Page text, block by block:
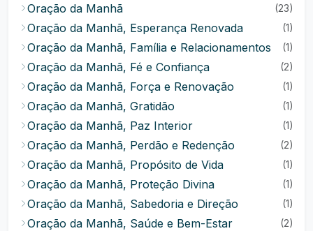
Oração da Manhã (23)
Oração da Manhã, Esperança Renovada (1)
Oração da Manhã, Família e Relacionamentos (1)
Oração da Manhã, Fé e Confiança (2)
Oração da Manhã, Força e Renovação (1)
Oração da Manhã, Gratidão (1)
Oração da Manhã, Paz Interior (1)
Oração da Manhã, Perdão e Redenção (2)
Oração da Manhã, Propósito de Vida (1)
Oração da Manhã, Proteção Divina (1)
Oração da Manhã, Sabedoria e Direção (1)
Oração da Manhã, Saúde e Bem-Estar (2)